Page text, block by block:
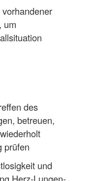
um
des
betreuen,
prüfen
und
Herz-Lungen-